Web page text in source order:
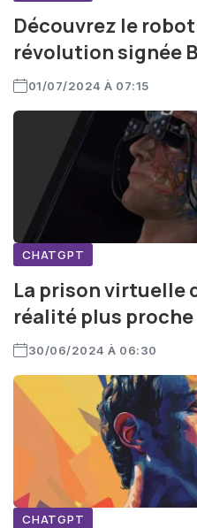
Découvrez le
révolution signée
01/07/2024 À 07:15
CHATGPT
La prison virtuelle
réalité plus proche
30/06/2024 À 06:30
CHATGPT